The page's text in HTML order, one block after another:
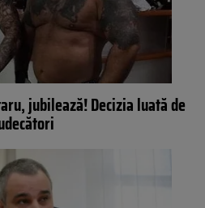
jubilează! Decizia luată de